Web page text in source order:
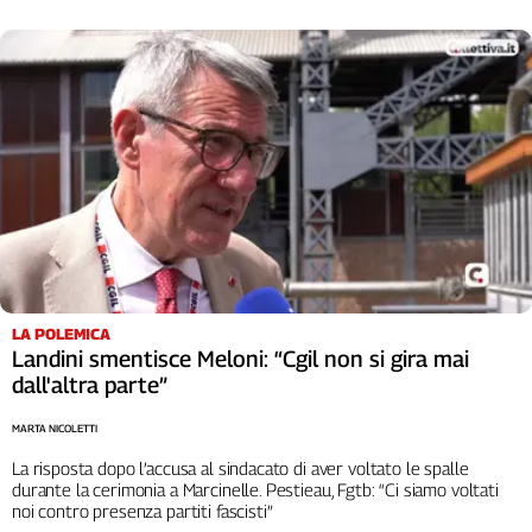
Lavoro
Alto
Adige
Basilicata
Calabria
Campania
Emilia-
Romagna
Friuli
Giulia
Lazio
LA POLEMICA
Landini smentisce Meloni: “Cgil non si gira mai
dall'altra parte”
La risposta dopo l’accusa al sindacato di aver voltato le spalle
durante la cerimonia a Marcinelle. Pestieau, Fgtb: “Ci siamo voltati
noi contro presenza partiti fascisti”
MARTA NICOLETTI